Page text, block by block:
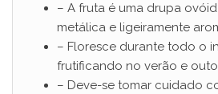
– A fruta é uma drupa
metálica e ligeiramente
– Floresce durante todo o
frutificando no verão e
– Deve-se tomar cuidado